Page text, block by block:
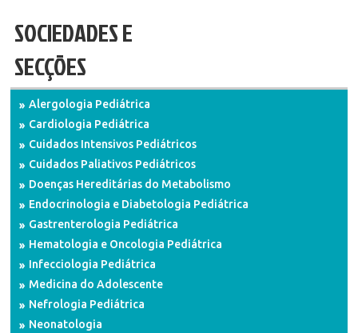
SOCIEDADES E
SECÇÕES
Alergologia Pediátrica
Cardiologia Pediátrica
Cuidados Intensivos Pediátricos
Cuidados Paliativos Pediátricos
Doenças Hereditárias do Metabolismo
Endocrinologia e Diabetologia Pediátrica
Gastrenterologia Pediátrica
Hematologia e Oncologia Pediátrica
Infecciologia Pediátrica
Medicina do Adolescente
Nefrologia Pediátrica
Neonatologia